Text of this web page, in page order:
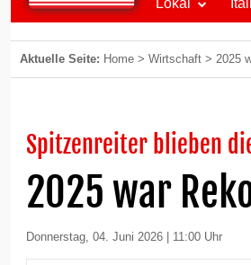
Lokal
Aktuelle Seite: Home > Wirtschaft > 2025
Spitzenreiter blieben
2025 war
Donnerstag, 04. Juni 2026 | 11:00 Uhr